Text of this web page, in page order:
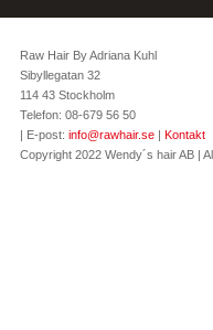
Raw Hair By Adriana Kuhl
Sibyllegatan 32
114 43 Stockholm
Telefon: 08-679 56 50
| E-post: info@rawhair.se | Kontakt
Copyright 2022 Wendy´s hair AB |